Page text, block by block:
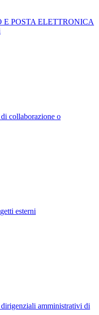
E POSTA ELETTRONICA
collaborazione o
esterni
amministrativi di